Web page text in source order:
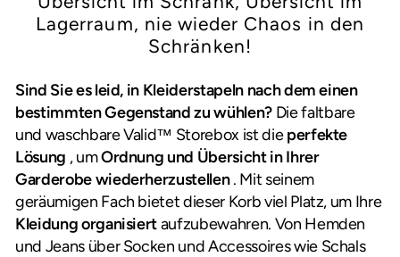
Lagerraum, nie wieder Chaos in den
Schränken!
Sind Sie es leid, in Kleiderstapeln nach dem einen
bestimmten Gegenstand zu wühlen?Die faltbare
und waschbare Valid™ Storebox ist dieperfekte
Lösung , umOrdnung und Übersicht in Ihrer
Garderobe wiederherzustellen. Mit seinem
geräumigen Fach bietet dieser Korb viel Platz, um Ihre
Kleidung organisiertaufzubewahren. Von Hemden
und Jeans über Socken und Accessoires wie Schals